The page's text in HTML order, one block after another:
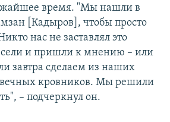
время. "Мы нашли в
[Кадыров], чтобы просто
нас не заставлял это
сели и пришли к мнению – или
завтра сделаем из наших
вечных кровников. Мы решили
– подчеркнул он.